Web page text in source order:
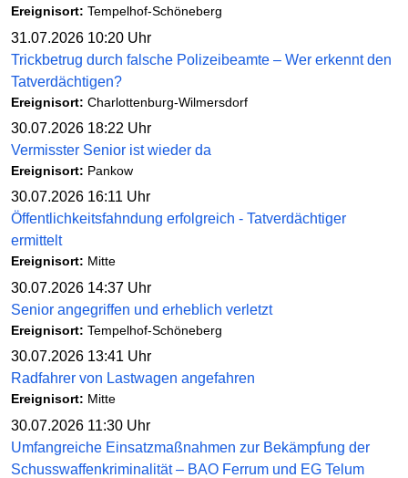
Ereignisort: Tempelhof-Schöneberg
31.07.2026 10:20 Uhr
Trickbetrug durch falsche Polizeibeamte – Wer erkennt den
Tatverdächtigen?
Ereignisort: Charlottenburg-Wilmersdorf
30.07.2026 18:22 Uhr
Vermisster Senior ist wieder da
Ereignisort: Pankow
30.07.2026 16:11 Uhr
Öffentlichkeitsfahndung erfolgreich - Tatverdächtiger
ermittelt
Ereignisort: Mitte
30.07.2026 14:37 Uhr
Senior angegriffen und erheblich verletzt
Ereignisort: Tempelhof-Schöneberg
30.07.2026 13:41 Uhr
Radfahrer von Lastwagen angefahren
Ereignisort: Mitte
30.07.2026 11:30 Uhr
Umfangreiche Einsatzmaßnahmen zur Bekämpfung der
Schusswaffenkriminalität – BAO Ferrum und EG Telum